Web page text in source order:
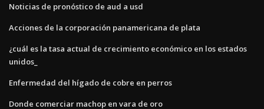
Noticias de pronóstico de aud a usd
Acciones de la corporación panamericana de plata
¿cuál es la tasa actual de crecimiento económico en los estados
unidos_
Enfermedad del hígado de cobre en perros
Donde comerciar machop en vara de oro